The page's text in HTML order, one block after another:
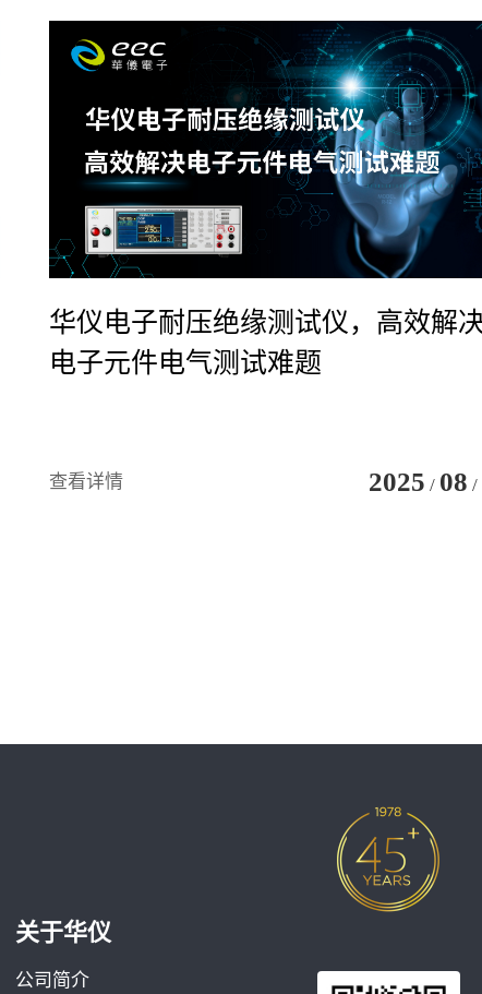
华仪电子耐压绝缘测试仪，高效解
电子元件电气测试难题
查看详情 2025 / 08 /
关于华仪
公司简介